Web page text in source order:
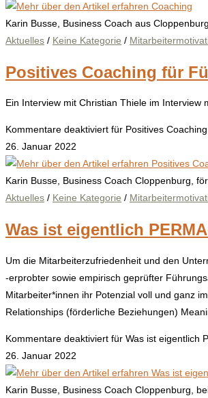
Karin Busse, Business Coach aus
Aktuelles / Keine Kategorie /
Positives Coaching für
Ein Interview mit Christian Thiele im
Kommentare deaktiviert für Positives
26. Januar 2022
Karin Busse, Business Coach Cloppenburg,
Aktuelles / Keine Kategorie /
Was ist eigentlich
Um die Mitarbeiterzufriedenheit und den
-erprobter sowie empirisch geprüfter
Mitarbeiter*innen ihr Potenzial voll und ganz
Relationships (förderliche Beziehungen)
Kommentare deaktiviert für Was ist eigentlich
26. Januar 2022
Karin Busse, Business Coach Cloppenburg,